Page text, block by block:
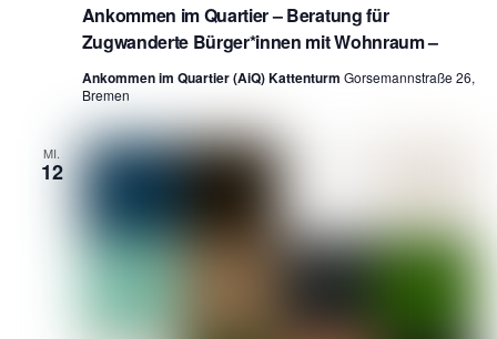
Ankommen im Quartier – Beratung für
Zugwanderte Bürger*innen mit Wohnraum –
Ankommen im Quartier (AiQ) Kattenturm Gorsemannstraße 26,
Bremen
MI.
12